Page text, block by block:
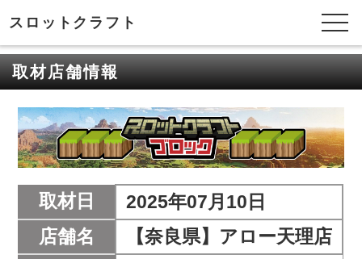
スロットクラフト
取材店舗情報
取材日
2025年07月10日
店舗名
【奈良県】アロー天理店